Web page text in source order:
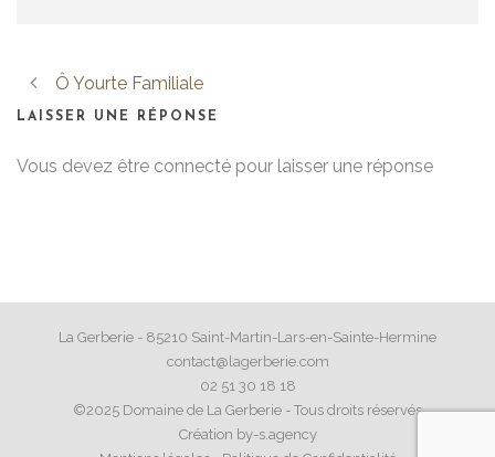
Ô Yourte Familiale
LAISSER UNE RÉPONSE
Vous devez être connecté pour laisser une réponse
La Gerberie - 85210 Saint-Martin-Lars-en-Sainte-Hermine
contact@lagerberie.com
02 51 30 18 18
©2025 Domaine de La Gerberie - Tous droits réservés
Création by-s.agency